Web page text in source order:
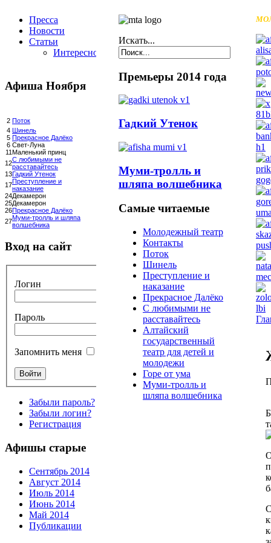
Пресса
Новости
Статьи
Интересное
Афиша Ноября
2 Поток
4 Шинель
5 Прекрасное Далёко
6 Свет-Луна
11Маленький принц
12С любимыми не
расставайтесь
13Гадкий Утенок
17Преступление и
наказание
24Декамерон
25Декамерон
26Прекрасное Далёко
27Муми-тролль и шляпа
волшебника
Вход на сайт
Логин
Пароль
Запомнить меня
Забыли пароль?
Забыли логин?
Регистрация
Афишы старые
Сентябрь 2014
Август 2014
Июль 2014
Июнь 2014
Май 2014
Публикации
Искать...
Премьеры 2014 года
Гадкий Утенок
Муми-тролль и
шляпа волшебника
Самые читаемые
Молодежный театр
Контакты
Поток
Шинель
Преступление и
наказание
Прекрасное Далёко
С любимыми не
расставайтесь
Алтайский
государственный
театр для детей и
молодежи
Горе от ума
Муми-тролль и
шляпа волшебника